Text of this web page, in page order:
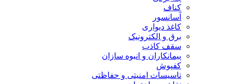
کناف
آسانسور
کاغذ دیواری
برق و الکترونیک
سقف کاذب
پیمانکاران و انبوه سازان
کفپوش
تاسیسات امنیتی و حفاظتی